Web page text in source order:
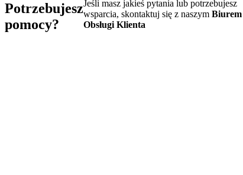
Potrzebujesz
pomocy?
Jeśli masz jakieś pytania lub potrzebujesz
wsparcia, skontaktuj się z naszym Biurem
Obsługi Klienta